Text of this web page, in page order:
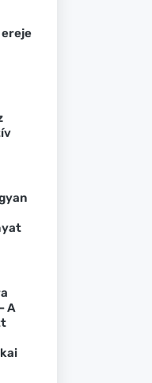
A